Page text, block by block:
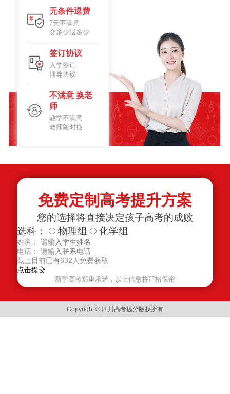
无条件退费
7天不满意
交多少退多少
签订协议
入学签订
辅导协议
不满意 换老
师
教学不满意
老师随时换
免费定制高考提升方案
您的选择将直接决定孩子高考的成败
选科：
物理组 化学组
姓名：
电话：
截止目前已有632人免费获取
新学高考郑重承诺，以上信息将严格保密
Copyright © 四川高考提分版权所有